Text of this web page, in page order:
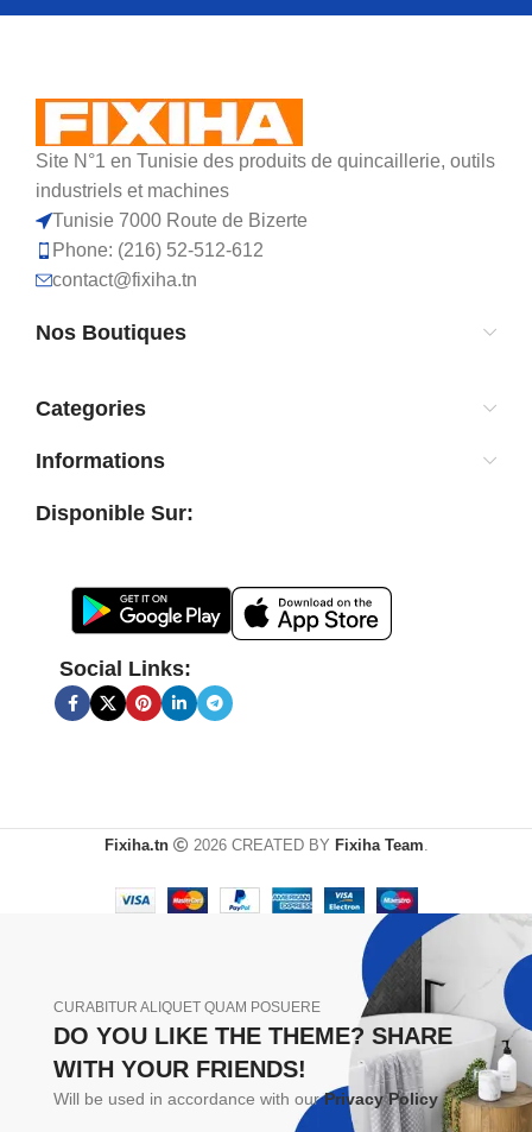
Site N°1 en Tunisie des produits de quincaillerie, outils
industriels et machines
Tunisie 7000 Route de Bizerte
Phone: (216) 52-512-612
contact@fixiha.tn
Nos Boutiques
Categories
Informations
Disponible Sur:
Social Links:
Fixiha.tn 2026 CREATED BY Fixiha Team.
CURABITUR ALIQUET QUAM POSUERE
DO YOU LIKE THE THEME? SHARE
WITH YOUR FRIENDS!
Will be used in accordance with ourPrivacy Policy